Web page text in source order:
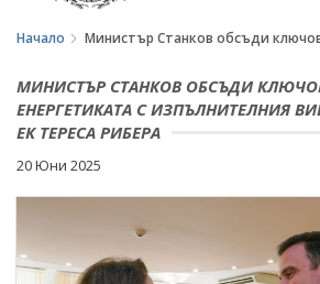
Начало Министър Станков обсъди
МИНИСТЪР СТАНКОВ ОБСЪДИ
ЕНЕРГЕТИКАТА С ИЗПЪЛНИТЕЛНИЯ
ЕК ТЕРЕСА РИБЕРА
20 Юни 2025